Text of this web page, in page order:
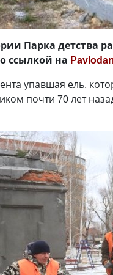
Парка детства
ссылкой на
упавшая ель,
почти 70 лет